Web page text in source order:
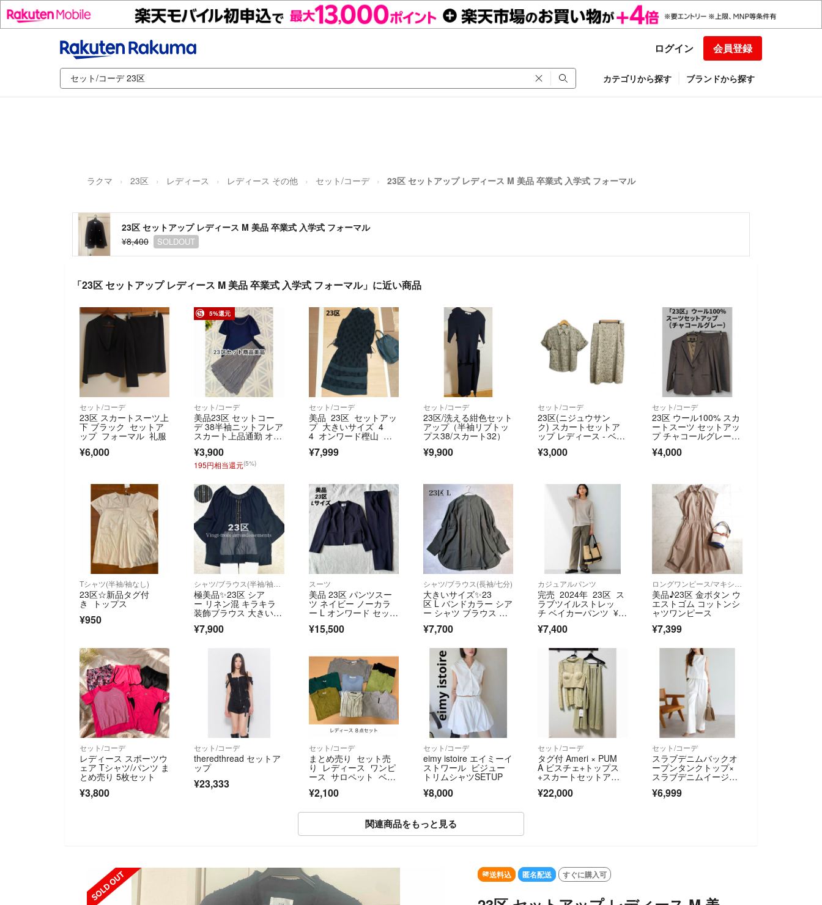
ログイン 会員登録
カテゴリから探す ブランドから探す
ラクマ 23区 レディース レディース その他 セット/コーデ 23区 セットアップ レディース M 美品 卒業式 入学式 フォーマル
23区 セットアップ レディース M 美品 卒業式 入学式 フォーマル
¥8,400
SOLDOUT
「23区 セットアップ レディース M 美品 卒業式 入学式 フォーマル」に近い商品
セット/コーデ
23区 スカートスーツ上
下 ブラック セットア
ップ フォーマル 礼服
¥6,000
5%還元
セット/コーデ
美品23区 セットコー
デ 38半袖ニットフレア
スカート上品通勤 オフ
ィス
¥3,900
195円相当還元(5%)
セット/コーデ
美品 23区 セットアッ
プ 大きいサイズ 4
4 オンワード樫山 ブ
ラック
¥7,999
セット/コーデ
23区/洗える紺色セット
アップ（半袖リブトッ
プス38/スカート32）
¥9,900
セット/コーデ
23区(ニジュウサン
ク) スカートセットア
ップ レディース - ベー
ジュ×ブラウン 花柄
¥3,000
セット/コーデ
23区 ウール100% スカ
ートスーツ セットアッ
プ チャコールグレー 4
0
¥4,000
Tシャツ(半袖/袖なし)
23区☆新品タグ付
き トップス
¥950
極美品✨23区 シア
ー リネン混 キラキラ
装飾ブラウス 大きいサ
¥7,900
スーツ
美品 23区 パンツスー
ツ ネイビー ノーカラ
ー L オンワード セット
¥15,500
シャツ/ブラウス(長袖/七分)
大きいサイズ✨23
区 L バンドカラー シア
ー シャツ ブラウス カ
¥7,700
カジュアルパンツ
完売 2024年 23区 ス
ラブツイルストレッ
チ ベイカーパンツ ¥2
¥7,400
美品♪23区 金ボタン ウ
エストゴム コットンシ
ャツワンピース
¥7,399
セット/コーデ
レディース スポーツウ
ェア Tシャツ/パンツ ま
とめ売り 5枚セット
¥3,800
セット/コーデ
theredthread セットア
ップ
¥23,333
セット/コーデ
まとめ売り セット売
り レディース ワンピ
ース サロペット ベス
¥2,100
セット/コーデ
eimy istoire エイミーイ
ストワール ビジュー
トリムシャツSETUP
¥8,000
セット/コーデ
タグ付 Ameri × PUM
A ビスチェ+トップス
+スカートセットアッ
¥22,000
セット/コーデ
スラブデニムバックオ
ープンタンクトップ×
スラブデニムイージー
¥6,999
関連商品をもっと見る
SOLD OUT
送料込 匿名配送 すぐに購入可